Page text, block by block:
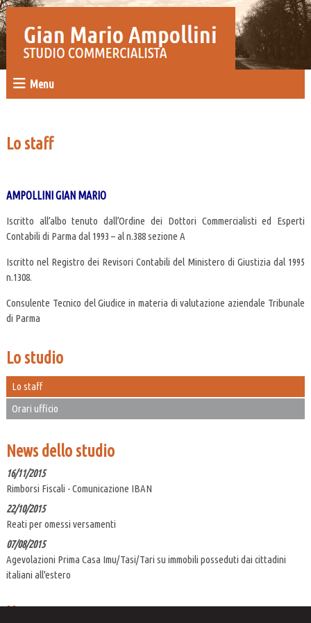
Menu
Lo staff
AMPOLLINI GIAN MARIO
Iscritto all’albo tenuto dall’Ordine dei Dottori Commercialisti ed Esperti
Contabili di Parma dal 1993 – al n.388 sezione A
Iscritto nel Registro dei Revisori Contabili del Ministero di Giustizia dal 1995
n.1308.
Consulente Tecnico del Giudice in materia di valutazione aziendale Tribunale
di Parma
Lo studio
Lo staff
Orari ufficio
News dello studio
16/11/2015
Rimborsi Fiscali - Comunicazione IBAN
22/10/2015
Reati per omessi versamenti
07/08/2015
Agevolazioni Prima Casa Imu/Tasi/Tari su immobili posseduti dai cittadini
italiani all'estero
News